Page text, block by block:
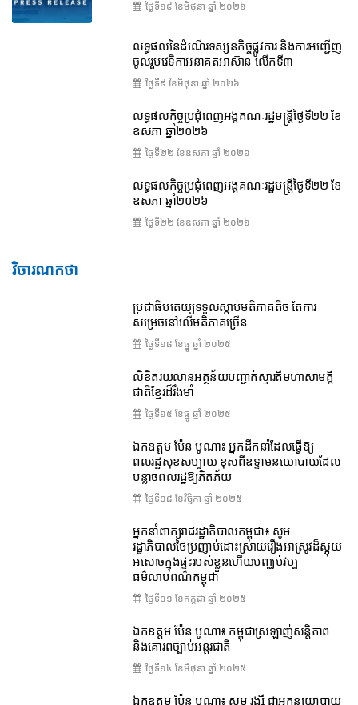
ថ្ងៃទី១៩ ខែ​មិថុនា ឆ្នាំ ២០២៦
លទ្ធផលនៃដំណើរទស្សនកិច្ចផ្លូវការ និងការអញ្ជើញ
ចូលរួមវេទិកាអនាគតអាស៊ាន លើកទី៣
ថ្ងៃទី៩ ខែ​មិថុនា ឆ្នាំ ២០២៦
លទ្ធផលកិច្ចប្រជុំពេញអង្គគណៈរដ្ឋមន្ត្រីថ្ងៃទី២២ ខែ
ឧសភា ឆ្នាំ២០២៦
ថ្ងៃទី២២ ខែ​ឧសភា ឆ្នាំ ២០២៦
លទ្ធផលកិច្ចប្រជុំពេញអង្គគណៈរដ្ឋមន្រ្តីថ្ងៃទី២២ ខែ
ឧសភា ឆ្នាំ២០២៦
ថ្ងៃទី២២ ខែ​ឧសភា ឆ្នាំ ២០២៦
វិចារណកថា
ប្រជាធិបតេយ្យទទួលស្តាប់មតិភាគតិច តែការ
សម្រេចនៅលើមតិភាគច្រើន
ថ្ងៃទី១៨ ខែ​ធ្នូ ឆ្នាំ ២០២៥
លិខិតរយលានអត្ថន័យបញ្ជាក់ស្មារតីមហាសាមគ្គី
ជាតិខ្មែរដ៏រឹងមាំ
ថ្ងៃទី១៥ ខែ​ធ្នូ ឆ្នាំ ២០២៥
ឯកឧត្តម ប៉ែន បូណា៖ អ្នកដឹកនាំដែលធ្វើឱ្យ
ពលរដ្ឋសុខសប្បាយ ខុសពីឧទ្ទាមនយោបាយដែល
បន្លាចពលរដ្ឋឱ្យភិតភ័យ
ថ្ងៃទី១៨ ខែ​វិច្ឆិកា ឆ្នាំ ២០២៥
អ្នកនាំពាក្យរាជរដ្ឋាភិបាលកម្ពុជា៖ សូម
រដ្ឋាភិបាលថៃប្រញាប់ដោះស្រាយរឿងអាស្រូវដ៏ស្អុយ
អសោចក្នុងផ្ទះរបស់ខ្លួនហើយបញ្ឈប់វប្ប
ធម៌លាបពណ៌កម្ពុជា
ថ្ងៃទី១១ ខែ​កក្កដា ឆ្នាំ ២០២៥
ឯកឧត្តម ប៉ែន បូណា៖ កម្ពុជាស្រឡាញ់សន្តិភាព
និងគោរពច្បាប់អន្តរជាតិ
ថ្ងៃទី១៤ ខែ​មិថុនា ឆ្នាំ ២០២៥
ឯកឧត្តម ប៉ែន បូណា៖ សម រង្ស៊ី ជាអ្នកនយោបាយ